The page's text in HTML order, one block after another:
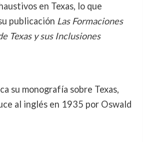
en Texas, lo que
publicación Las Formaciones
Texas y sus Inclusiones
su monografía sobre Texas,
al inglés en 1935 por Oswald